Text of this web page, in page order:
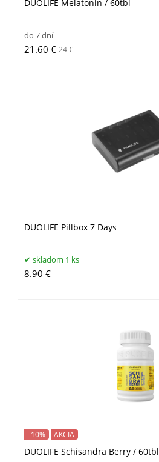
DUOLIFE Melatonin / 60tbl
do 7 dní
21.60 € 24 €
DUOLIFE Pillbox 7 Days
skladom 1 ks
8.90 €
DUOLIFE Schisandra Berry / 60tbl
- 10% AKCIA